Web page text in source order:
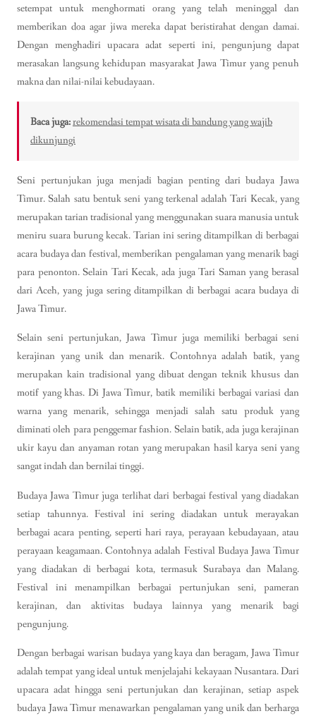
setempat untuk menghormati orang yang telah meninggal dan
memberikan doa agar jiwa mereka dapat beristirahat dengan damai.
Dengan menghadiri upacara adat seperti ini, pengunjung dapat
merasakan langsung kehidupan masyarakat Jawa Timur yang penuh
makna dan nilai-nilai kebudayaan.
Baca juga:rekomendasi tempat wisata di bandung yang wajib
dikunjungi
Seni pertunjukan juga menjadi bagian penting dari budaya Jawa
Timur. Salah satu bentuk seni yang terkenal adalah Tari Kecak, yang
merupakan tarian tradisional yang menggunakan suara manusia untuk
meniru suara burung kecak. Tarian ini sering ditampilkan di berbagai
acara budaya dan festival, memberikan pengalaman yang menarik bagi
para penonton. Selain Tari Kecak, ada juga Tari Saman yang berasal
dari Aceh, yang juga sering ditampilkan di berbagai acara budaya di
Jawa Timur.
Selain seni pertunjukan, Jawa Timur juga memiliki berbagai seni
kerajinan yang unik dan menarik. Contohnya adalah batik, yang
merupakan kain tradisional yang dibuat dengan teknik khusus dan
motif yang khas. Di Jawa Timur, batik memiliki berbagai variasi dan
warna yang menarik, sehingga menjadi salah satu produk yang
diminati oleh para penggemar fashion. Selain batik, ada juga kerajinan
ukir kayu dan anyaman rotan yang merupakan hasil karya seni yang
sangat indah dan bernilai tinggi.
Budaya Jawa Timur juga terlihat dari berbagai festival yang diadakan
setiap tahunnya. Festival ini sering diadakan untuk merayakan
berbagai acara penting, seperti hari raya, perayaan kebudayaan, atau
perayaan keagamaan. Contohnya adalah Festival Budaya Jawa Timur
yang diadakan di berbagai kota, termasuk Surabaya dan Malang.
Festival ini menampilkan berbagai pertunjukan seni, pameran
kerajinan, dan aktivitas budaya lainnya yang menarik bagi
pengunjung.
Dengan berbagai warisan budaya yang kaya dan beragam, Jawa Timur
adalah tempat yang ideal untuk menjelajahi kekayaan Nusantara. Dari
upacara adat hingga seni pertunjukan dan kerajinan, setiap aspek
budaya Jawa Timur menawarkan pengalaman yang unik dan berharga